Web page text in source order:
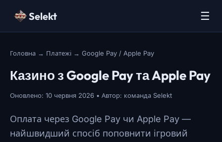
Selekt ☰
Головна → Платежі → Google Pay / Apple Pay
Казино з Google Pay та Apple Pay
Оновлено: 10 червня 2026 • Автор: команда Selekt
Оплата через Google Pay чи Apple Pay —
найшвидший спосіб поповнити ігровий